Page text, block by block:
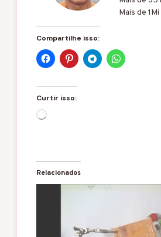
Mais de
Compartilhe isso:
Curtir isso:
C
g
Relacionados